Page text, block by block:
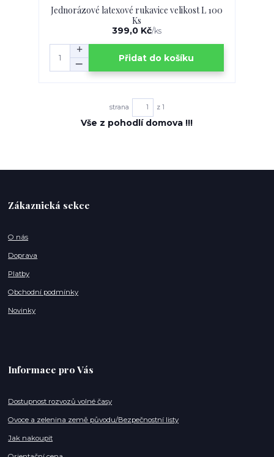
Jednorázové latexové rukavice velikost L 100
Ks
399,0 Kč/ks
Přidat do košíku
strana z 1
Vše z pohodlí domova !!!
Zákaznická sekce
O nás
Doprava
Platby
Obchodní podmínky
Novinky
Informace pro Vás
Dostupnost rozvozů volné časy
Ovoce a zelenina země původu/Bezpečnostní listy
Jak nakoupit